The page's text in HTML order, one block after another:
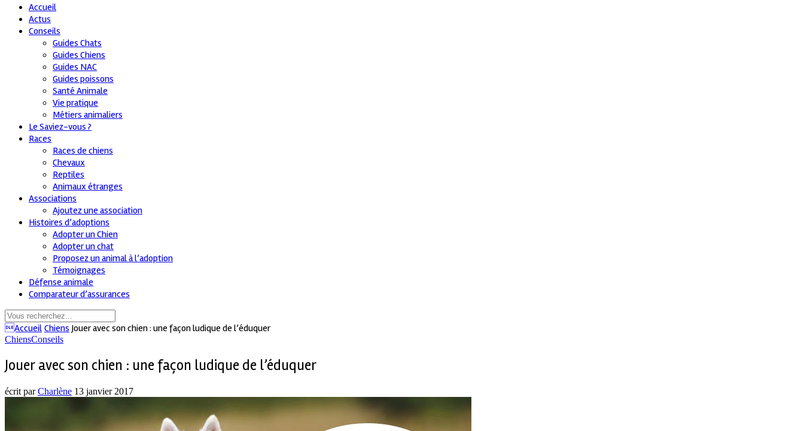
Accueil
Actus
Conseils
Guides Chats
Guides Chiens
Guides NAC
Guides poissons
Santé Animale
Vie pratique
Métiers animaliers
Le Saviez-vous ?
Races
Races de chiens
Chevaux
Reptiles
Animaux étranges
Associations
Ajoutez une association
Histoires d’adoptions
Adopter un Chien
Adopter un chat
Proposez un animal à l’adoption
Témoignages
Défense animale
Comparateur d’assurances
Accueil Chiens Jouer avec son chien : une façon ludique de l’éduquer
ChiensConseils
Jouer avec son chien : une façon ludique de l’éduquer
écrit parCharlène 13 janvier 2017